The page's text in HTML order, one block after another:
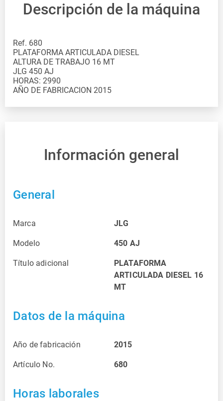
Descripción de la máquina
Ref. 680
PLATAFORMA ARTICULADA DIESEL
ALTURA DE TRABAJO 16 MT
JLG 450 AJ
HORAS: 2990
Información general
General
Marca JLG
Modelo 450 AJ
Título adicional
PLATAFORMA
ARTICULADA DIESEL 16
MT
Datos de la máquina
Año de fabricación 2015
Artículo No. 680
Horas laborales